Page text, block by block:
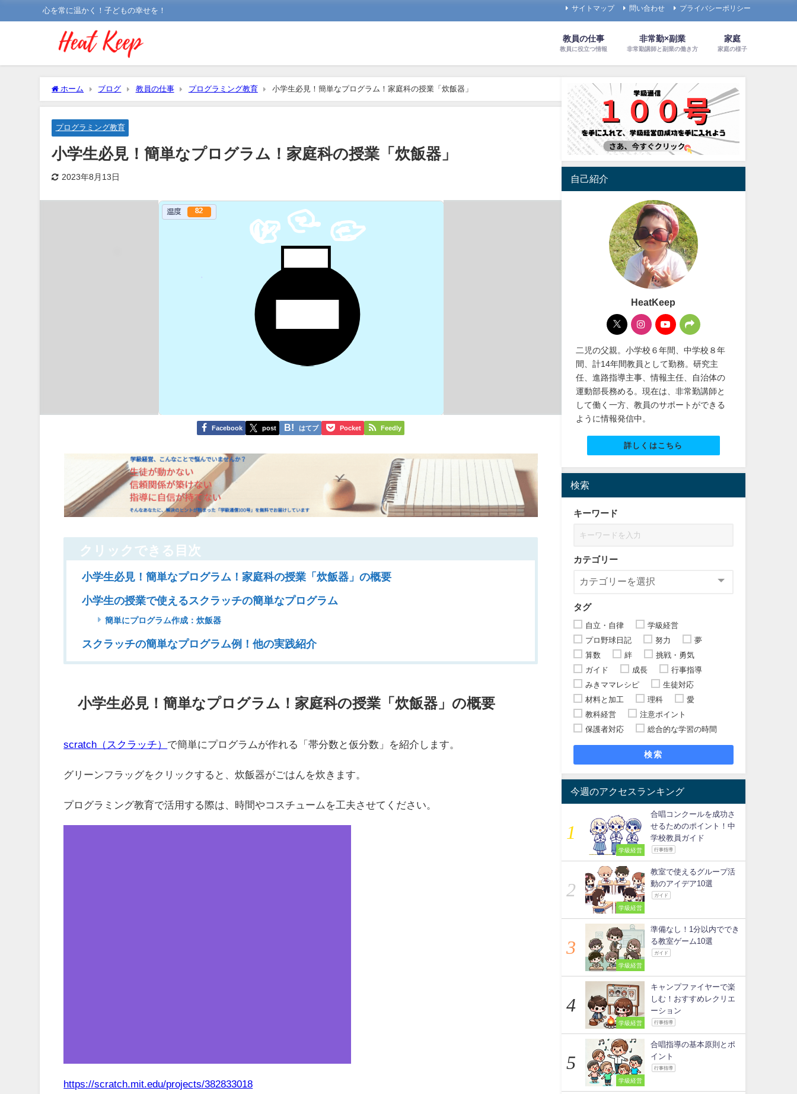
心を常に温かく！子どもの幸せを！ サイトマップ 問い合わせ プライバシーポリシー
教員の仕事
教員に役立つ情報
非常勤×副業
非常勤講師と副業の働き方
家庭
家庭の様子
ホーム ブログ 教員の仕事 プログラミング教育 小学生必見！簡単なプログラム！家庭科の授業「炊飯器」
プログラミング教育
小学生必見！簡単なプログラム！家庭科の授業「炊飯器」
2023年8月13日
Facebook post はてブ Pocket Feedly
クリックできる目次
小学生必見！簡単なプログラム！家庭科の授業「炊飯器」の概要
小学生の授業で使えるスクラッチの簡単なプログラム
簡単にプログラム作成：炊飯器
スクラッチの簡単なプログラム例！他の実践紹介
小学生必見！簡単なプログラム！家庭科の授業「炊飯器」の概要
scratch（スクラッチ） で簡単にプログラムが作れる「帯分数と仮分数」を紹介します。
グリーンフラッグをクリックすると、炊飯器がごはんを炊きます。
プログラミング教育で活用する際は、時間やコスチュームを工夫させてください。
https://scratch.mit.edu/projects/382833018
自己紹介
HeatKeep
二児の父親。小学校６年間、中学校８年
間、計14年間教員として勤務。研究主
任、進路指導主事、情報主任、自治体の
運動部長務める。現在は、非常勤講師と
して働く一方、教員のサポートができる
ように情報発信中。
詳しくはこちら
検索
キーワード
カテゴリー
タグ
自立・自律
学級経営
プロ野球日記
努力
夢
算数
絆
挑戦・勇気
ガイド
成長
行事指導
みきママレシピ
生徒対応
材料と加工
理科
愛
教科経営
注意ポイント
保護者対応
総合的な学習の時間
検索
今週のアクセスランキング
学級経営
合唱コンクールを成功さ
せるためのポイント！中
学校教員ガイド
行事指導
学級経営
教室で使えるグループ活
動のアイデア10選
ガイド
学級経営
準備なし！1分以内ででき
る教室ゲーム10選
ガイド
学級経営
キャンプファイヤーで楽
しむ！おすすめレクリエ
ーション
行事指導
学級経営
合唱指導の基本原則とポ
イント
行事指導